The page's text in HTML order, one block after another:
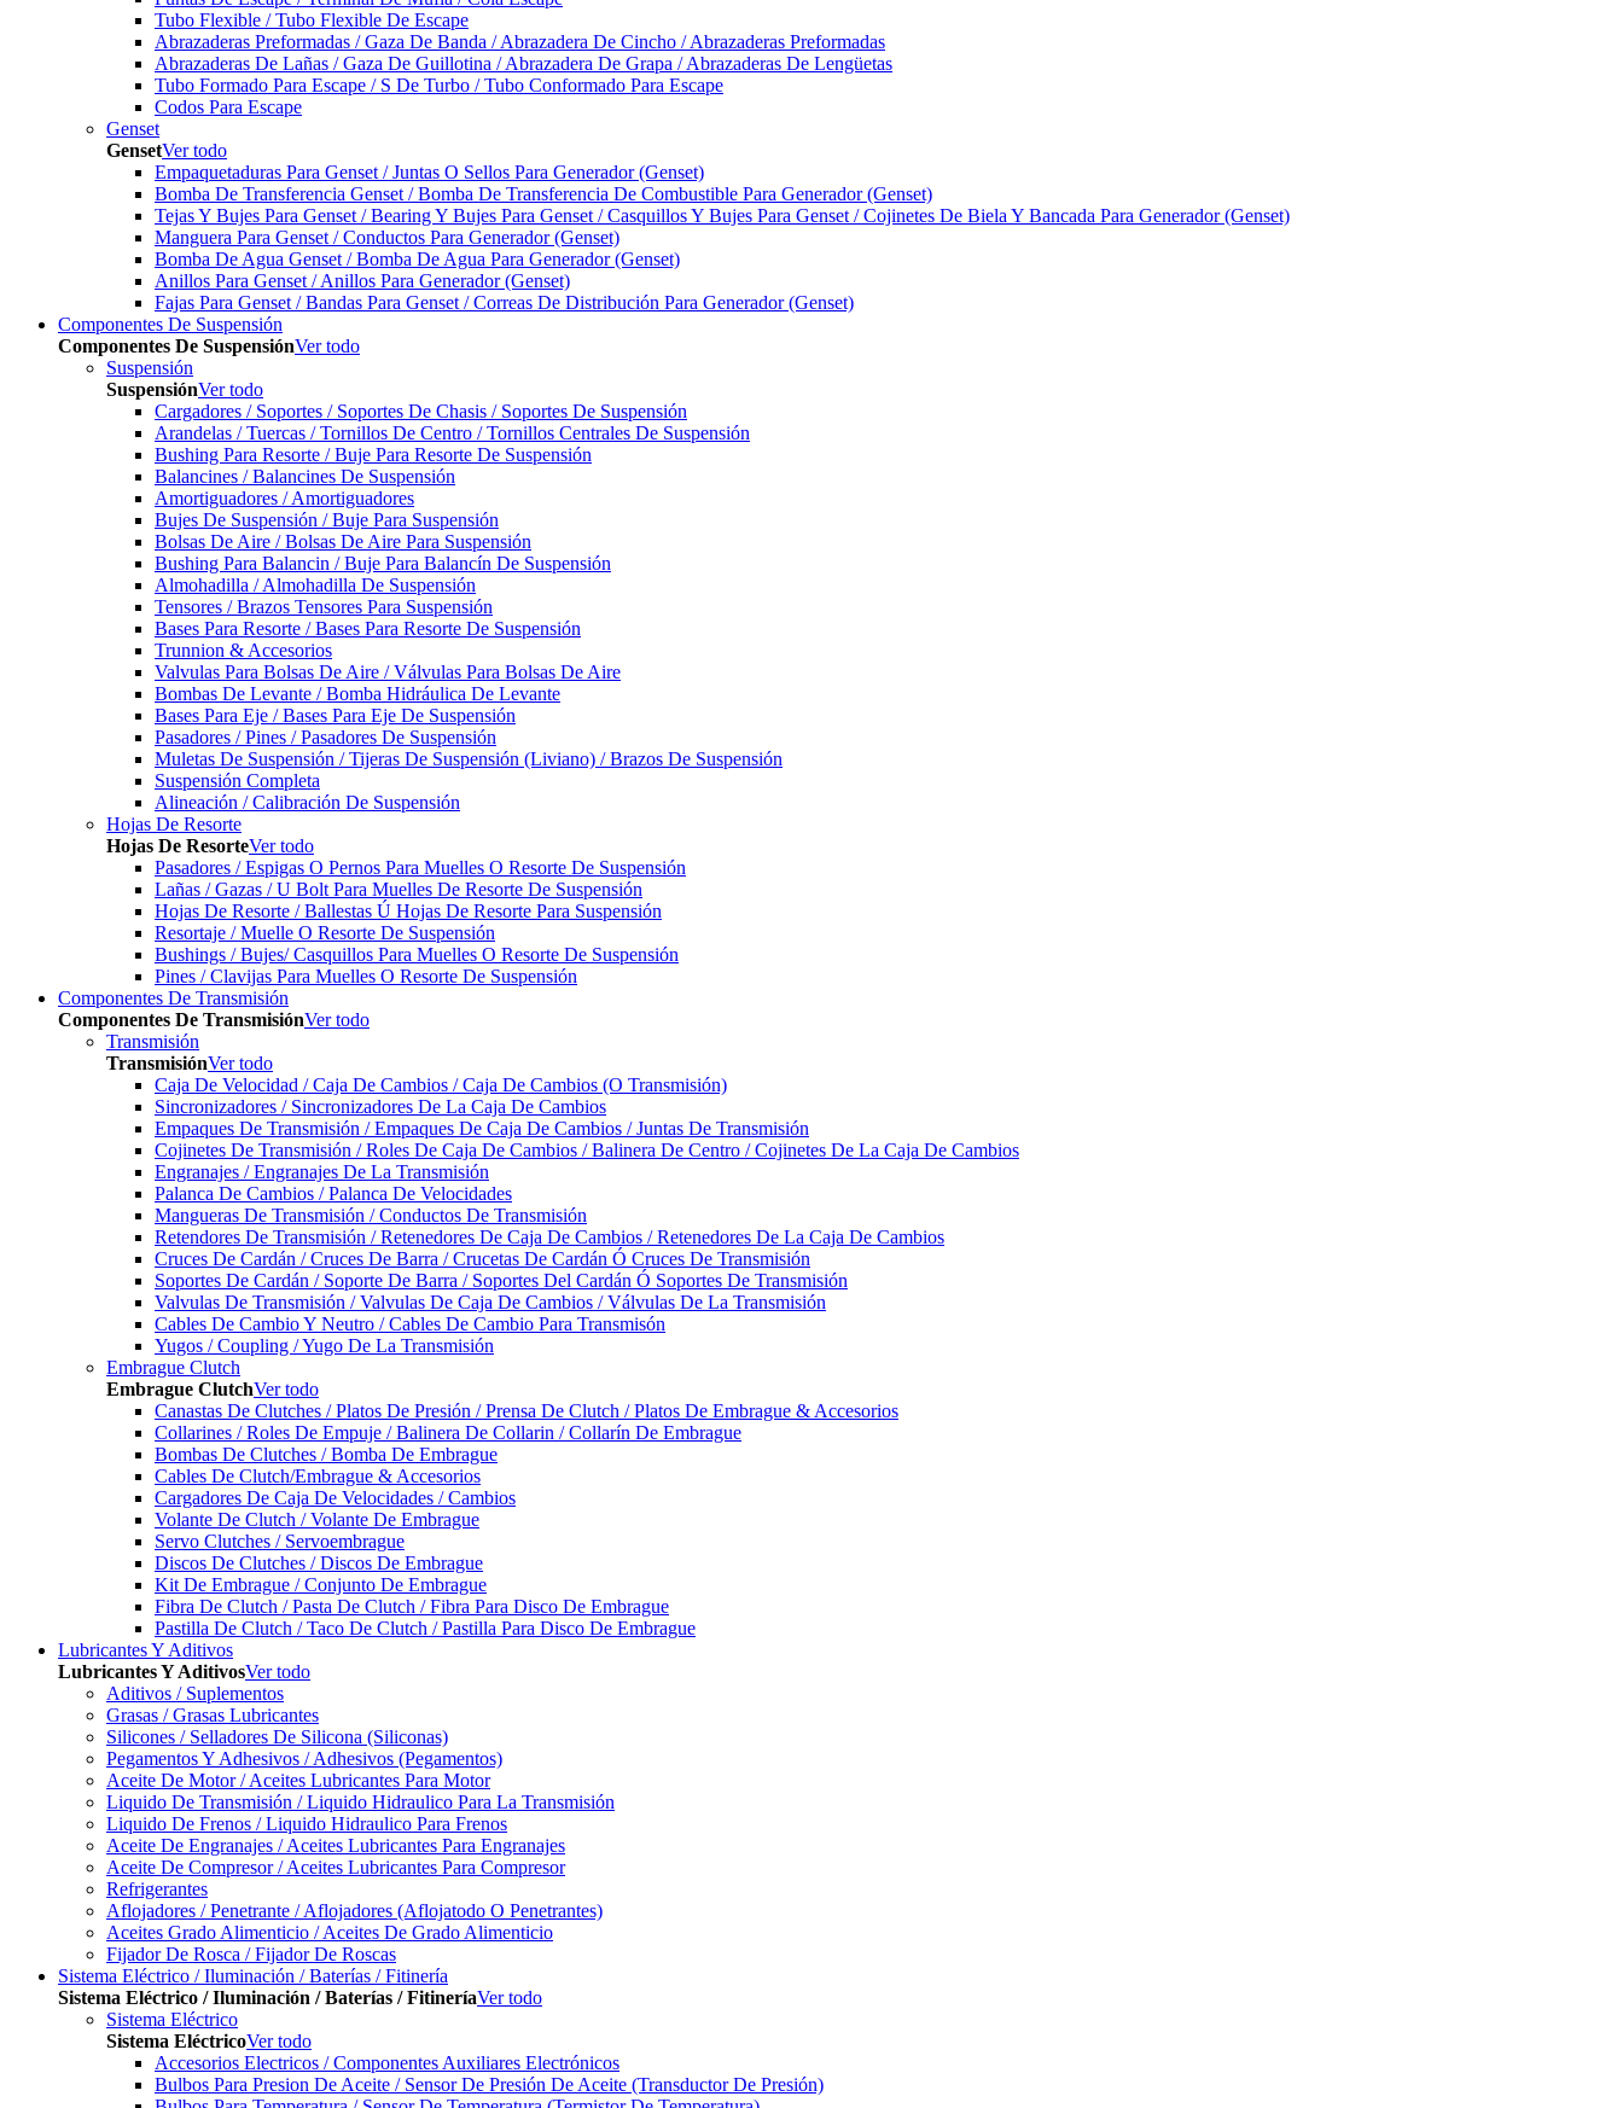
Tubo Flexible / Tubo Flexible De Escape
Abrazaderas Preformadas / Gaza De Banda / Abrazadera De Cincho / Abrazaderas Preformadas
Abrazaderas De Lañas / Gaza De Guillotina / Abrazadera De Grapa / Abrazaderas De Lengüetas
Tubo Formado Para Escape / S De Turbo / Tubo Conformado Para Escape
Codos Para Escape
Genset
GensetVer todo
Empaquetaduras Para Genset / Juntas O Sellos Para Generador (Genset)
Bomba De Transferencia Genset / Bomba De Transferencia De Combustible Para Generador (Genset)
Tejas Y Bujes Para Genset / Bearing Y Bujes Para Genset / Casquillos Y Bujes Para Genset / Cojinetes De Biela Y Bancada Para Generador (Genset)
Manguera Para Genset / Conductos Para Generador (Genset)
Bomba De Agua Genset / Bomba De Agua Para Generador (Genset)
Anillos Para Genset / Anillos Para Generador (Genset)
Fajas Para Genset / Bandas Para Genset / Correas De Distribución Para Generador (Genset)
Componentes De Suspensión
Componentes De SuspensiónVer todo
Suspensión
SuspensiónVer todo
Cargadores / Soportes / Soportes De Chasis / Soportes De Suspensión
Arandelas / Tuercas / Tornillos De Centro / Tornillos Centrales De Suspensión
Bushing Para Resorte / Buje Para Resorte De Suspensión
Balancines / Balancines De Suspensión
Amortiguadores / Amortiguadores
Bujes De Suspensión / Buje Para Suspensión
Bolsas De Aire / Bolsas De Aire Para Suspensión
Bushing Para Balancin / Buje Para Balancín De Suspensión
Almohadilla / Almohadilla De Suspensión
Tensores / Brazos Tensores Para Suspensión
Bases Para Resorte / Bases Para Resorte De Suspensión
Trunnion & Accesorios
Valvulas Para Bolsas De Aire / Válvulas Para Bolsas De Aire
Bombas De Levante / Bomba Hidráulica De Levante
Bases Para Eje / Bases Para Eje De Suspensión
Pasadores / Pines / Pasadores De Suspensión
Muletas De Suspensión / Tijeras De Suspensión (Liviano) / Brazos De Suspensión
Suspensión Completa
Alineación / Calibración De Suspensión
Hojas De Resorte
Hojas De ResorteVer todo
Pasadores / Espigas O Pernos Para Muelles O Resorte De Suspensión
Lañas / Gazas / U Bolt Para Muelles De Resorte De Suspensión
Hojas De Resorte / Ballestas Ú Hojas De Resorte Para Suspensión
Resortaje / Muelle O Resorte De Suspensión
Bushings / Bujes/ Casquillos Para Muelles O Resorte De Suspensión
Pines / Clavijas Para Muelles O Resorte De Suspensión
Componentes De Transmisión
Componentes De TransmisiónVer todo
Transmisión
TransmisiónVer todo
Caja De Velocidad / Caja De Cambios / Caja De Cambios (O Transmisión)
Sincronizadores / Sincronizadores De La Caja De Cambios
Empaques De Transmisión / Empaques De Caja De Cambios / Juntas De Transmisión
Cojinetes De Transmisión / Roles De Caja De Cambios / Balinera De Centro / Cojinetes De La Caja De Cambios
Engranajes / Engranajes De La Transmisión
Palanca De Cambios / Palanca De Velocidades
Mangueras De Transmisión / Conductos De Transmisión
Retendores De Transmisión / Retenedores De Caja De Cambios / Retenedores De La Caja De Cambios
Cruces De Cardán / Cruces De Barra / Crucetas De Cardán Ó Cruces De Transmisión
Soportes De Cardán / Soporte De Barra / Soportes Del Cardán Ó Soportes De Transmisión
Valvulas De Transmisión / Valvulas De Caja De Cambios / Válvulas De La Transmisión
Cables De Cambio Y Neutro / Cables De Cambio Para Transmisón
Yugos / Coupling / Yugo De La Transmisión
Embrague Clutch
Embrague ClutchVer todo
Canastas De Clutches / Platos De Presión / Prensa De Clutch / Platos De Embrague & Accesorios
Collarines / Roles De Empuje / Balinera De Collarin / Collarín De Embrague
Bombas De Clutches / Bomba De Embrague
Cables De Clutch/Embrague & Accesorios
Cargadores De Caja De Velocidades / Cambios
Volante De Clutch / Volante De Embrague
Servo Clutches / Servoembrague
Discos De Clutches / Discos De Embrague
Kit De Embrague / Conjunto De Embrague
Fibra De Clutch / Pasta De Clutch / Fibra Para Disco De Embrague
Pastilla De Clutch / Taco De Clutch / Pastilla Para Disco De Embrague
Lubricantes Y Aditivos
Lubricantes Y AditivosVer todo
Aditivos / Suplementos
Grasas / Grasas Lubricantes
Silicones / Selladores De Silicona (Siliconas)
Pegamentos Y Adhesivos / Adhesivos (Pegamentos)
Aceite De Motor / Aceites Lubricantes Para Motor
Liquido De Transmisión / Liquido Hidraulico Para La Transmisión
Liquido De Frenos / Liquido Hidraulico Para Frenos
Aceite De Engranajes / Aceites Lubricantes Para Engranajes
Aceite De Compresor / Aceites Lubricantes Para Compresor
Refrigerantes
Aflojadores / Penetrante / Aflojadores (Aflojatodo O Penetrantes)
Aceites Grado Alimenticio / Aceites De Grado Alimenticio
Fijador De Rosca / Fijador De Roscas
Sistema Eléctrico / Iluminación / Baterías / Fitinería
Sistema Eléctrico / Iluminación / Baterías / FitineríaVer todo
Sistema Eléctrico
Sistema EléctricoVer todo
Accesorios Electricos / Componentes Auxiliares Electrónicos
Bulbos Para Presion De Aceite / Sensor De Presión De Aceite (Transductor De Presión)